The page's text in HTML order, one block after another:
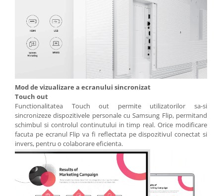
Mod de vizualizare a ecranului sincronizat
Touch out
Functionalitatea Touch out permite utilizatorilor sa-si
sincronizeze dispozitivele personale cu Samsung Flip, permitand
schimbul si controlul continutului in timp real. Orice modificare
facuta pe ecranul Flip va fi reflectata pe dispozitivul conectat si
invers, pentru o colaborare eficienta.